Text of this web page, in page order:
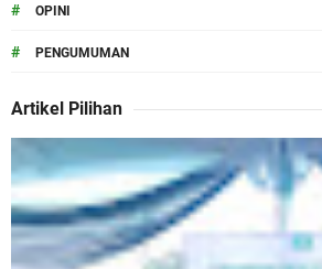
# OPINI
# PENGUMUMAN
Artikel Pilihan